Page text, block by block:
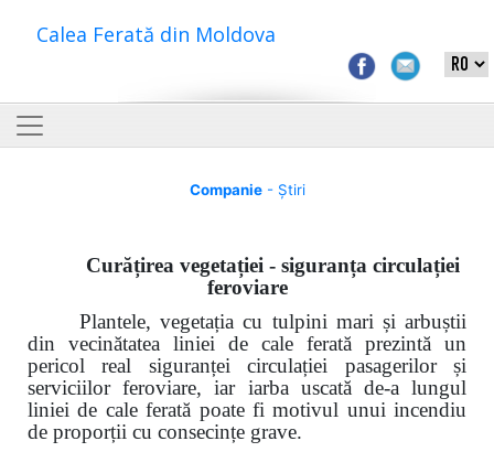
Calea Ferată din Moldova
Companie- Știri
Curățirea vegetației - siguranța circulației
feroviare
Plantele, vegetația cu tulpini mari și arbuștii
din vecinătatea liniei de cale ferată prezintă un
pericol real siguranței circulației pasagerilor și
serviciilor feroviare, iar iarba uscată de-a lungul
liniei de cale ferată poate fi motivul unui incendiu
de proporții cu consecințe grave.